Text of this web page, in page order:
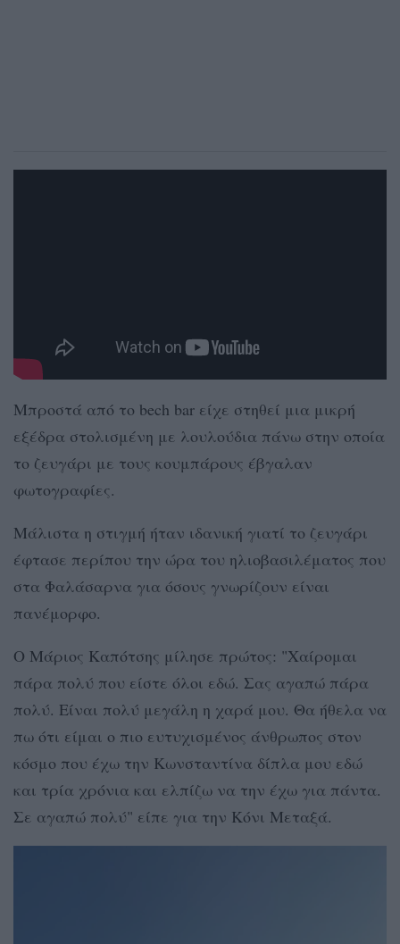
Μπροστά από το bech bar είχε στηθεί μια μικρή
εξέδρα στολισμένη με λουλούδια πάνω στην οποία
το ζευγάρι με τους κουμπάρους έβγαλαν
φωτογραφίες.
Μάλιστα η στιγμή ήταν ιδανική γιατί το ζευγάρι
έφτασε περίπου την ώρα του ηλιοβασιλέματος που
στα Φαλάσαρνα για όσους γνωρίζουν είναι
πανέμορφο.
Ο Μάριος Καπότσης μίλησε πρώτος: "Χαίρομαι
πάρα πολύ που είστε όλοι εδώ. Σας αγαπώ πάρα
πολύ. Είναι πολύ μεγάλη η χαρά μου. Θα ήθελα να
πω ότι είμαι ο πιο ευτυχισμένος άνθρωπος στον
κόσμο που έχω την Κωνσταντίνα δίπλα μου εδώ
και τρία χρόνια και ελπίζω να την έχω για πάντα.
Σε αγαπώ πολύ" είπε για την Κόνι Μεταξά.